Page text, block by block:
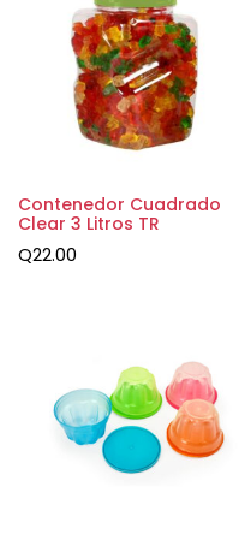
Contenedor Cuadrado
Clear 3 Litros TR
Q22.00